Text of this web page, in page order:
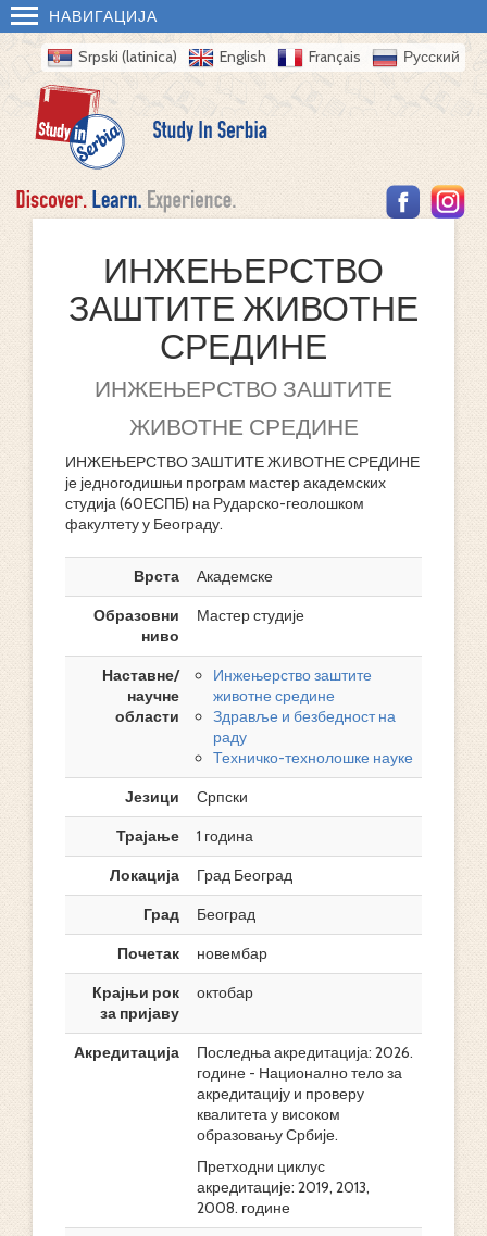
НАВИГАЦИЈА
Srpski (latinica) English Français Русский
ИНЖЕЊЕРСТВО
ЗАШТИТЕ ЖИВОТНЕ
СРЕДИНЕ
ИНЖЕЊЕРСТВО ЗАШТИТЕ
ЖИВОТНЕ СРЕДИНЕ
ИНЖЕЊЕРСТВО ЗАШТИТЕ ЖИВОТНЕ СРЕДИНЕ
је једногодишњи програм мастер академских
студија (60ЕСПБ) на Рударско-геолошком
факултету у Београду.
Врста
Академске
Образовни
ниво
Мастер студије
Наставне/
научне
области
Инжењерство заштите
животне средине
Здравље и безбедност на
раду
Техничко-технолошке науке
Језици
Српски
Трајање
1 година
Локација
Град Београд
Град
Београд
Почетак
новембар
Крајњи рок
за пријаву
октобар
Акредитација
Последња акредитација: 2026.
године - Национално тело за
акредитацију и проверу
квалитета у високом
образовању Србије.
Претходни циклус
акредитације: 2019, 2013,
2008. године